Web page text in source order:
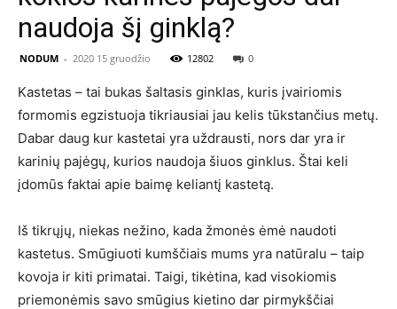
naudoja šį ginklą?
NODUM - 2020 15 gruodžio 12802 0
Kastetas – tai bukas šaltasis ginklas, kuris įvairiomis
formomis egzistuoja tikriausiai jau kelis tūkstančius metų.
Dabar daug kur kastetai yra uždrausti, nors dar yra ir
karinių pajėgų, kurios naudoja šiuos ginklus. Štai keli
įdomūs faktai apie baimę keliantį kastetą.
Iš tikrųjų, niekas nežino, kada žmonės ėmė naudoti
kastetus. Smūgiuoti kumščiais mums yra natūralu – taip
kovoja ir kiti primatai. Taigi, tikėtina, kad visokiomis
priemonėmis savo smūgius kietino dar pirmykščiai